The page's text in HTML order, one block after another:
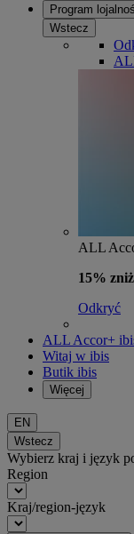
Program
Wstecz
ALL
15%
Odkryć
ALL Accor+
Witaj w ibis
Butik ibis
Więcej
EN
Wstecz
Wybierz kraj i język
Region
Kraj/region-język